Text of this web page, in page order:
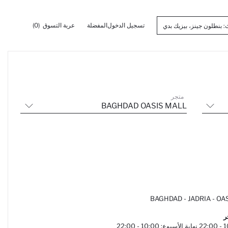
تسجيل الدخولالمفضلة عربة التسوق (0)
متجر
BAGHDAD OASIS MALL
BAGHDAD - JADRIA -